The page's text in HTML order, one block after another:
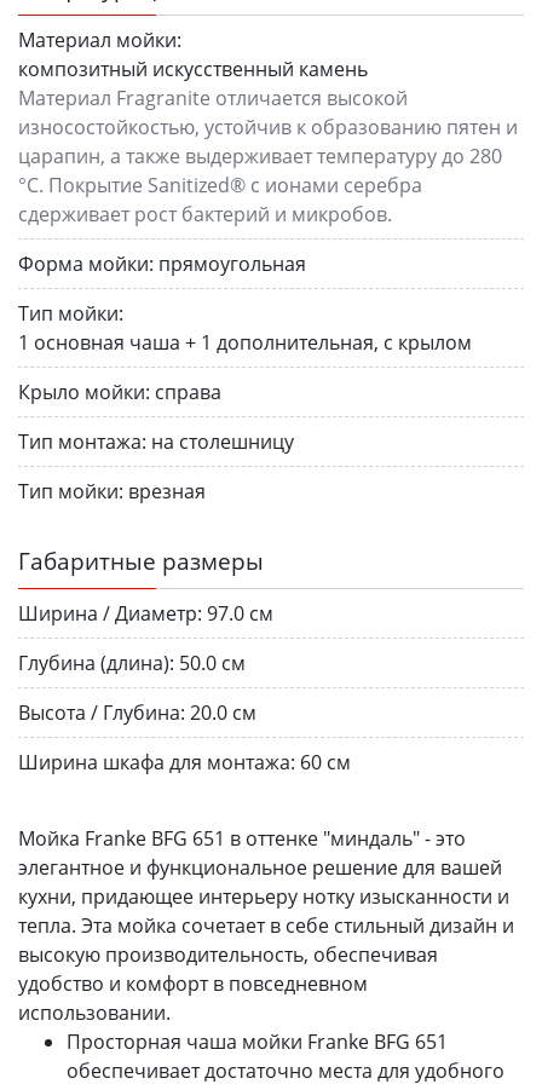
Материал мойки:
композитный искусственный камень
Материал Fragranite отличается высокой
износостойкостью, устойчив к образованию пятен и
царапин, а также выдерживает температуру до 280
°C. Покрытие Sanitized® с ионами серебра
сдерживает рост бактерий и микробов.
Форма мойки: прямоугольная
Тип мойки:
1 основная чаша + 1 дополнительная, с крылом
Крыло мойки: справа
Тип монтажа: на столешницу
Тип мойки: врезная
Габаритные размеры
Ширина / Диаметр: 97.0 см
Глубина (длина): 50.0 см
Высота / Глубина: 20.0 см
Ширина шкафа для монтажа: 60 см
Мойка Franke BFG 651 в оттенке "миндаль" - это
элегантное и функциональное решение для вашей
кухни, придающее интерьеру нотку изысканности и
тепла. Эта мойка сочетает в себе стильный дизайн и
высокую производительность, обеспечивая
удобство и комфорт в повседневном
использовании.
Просторная чаша мойки Franke BFG 651
обеспечивает достаточно места для удобного